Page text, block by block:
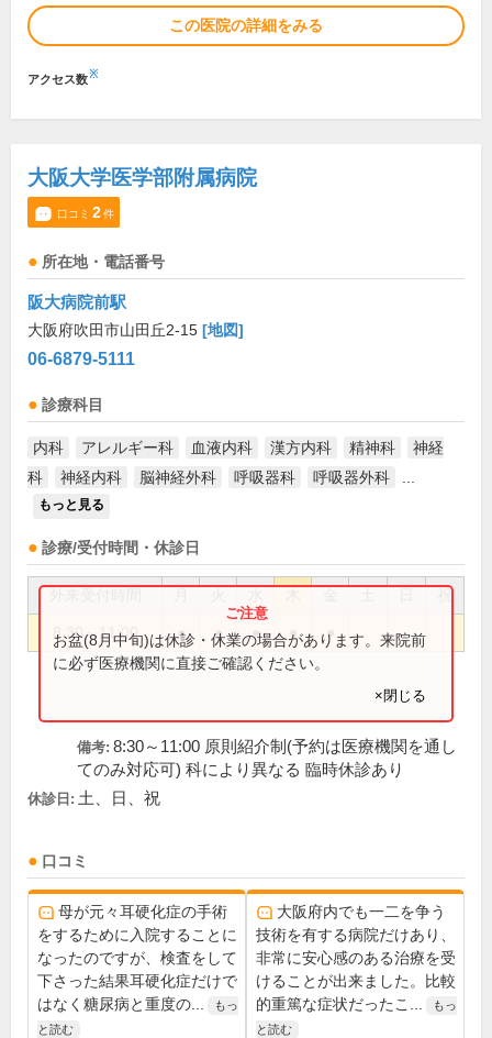
この医院の詳細をみる
アクセス数※
大阪大学医学部附属病院
口コミ 2件
所在地・電話番号
阪大病院前駅
大阪府吹田市山田丘2-15 [地図]
06-6879-5111
診療科目
内科 アレルギー科 血液内科 漢方内科 精神科
神経
科
神経内科 脳神経外科 呼吸器科 呼吸器外科
もっと見る
診療/受付時間・休診日
祝
8:30～11:00 ● ● ● ● ●
お盆(8月中旬)は休診・休業の場合があります。来院前
に必ず医療機関に直接ご確認ください。
×閉じる
備考: 8:30～11:00 原則紹介制(予約は医療機関を通し
てのみ対応可) 科により異なる 臨時休診あり
休診日: 土、日、祝
口コミ
母が元々耳硬化症の手術
をするために入院することに
なったのですが、検査をして
下さった結果耳硬化症だけで
はなく糖尿病と重度の...
もっ
と読む
大阪府内でも一二を争う
技術を有する病院だけあり、
非常に安心感のある治療を受
けることが出来ました。比較
的重篤な症状だったこ...
もっ
と読む